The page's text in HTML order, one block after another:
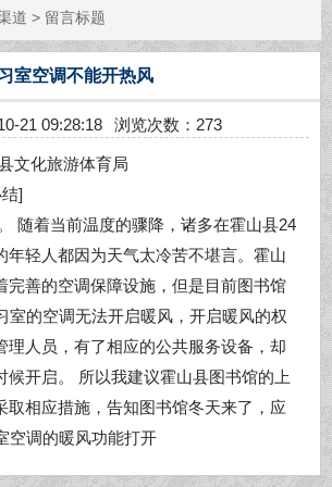
道 > 留言标题
室空调不能开热风
21 09:28:18 浏览次数：273
文化旅游体育局
]
随着当前温度的骤降，诸多在霍山县24
年轻人都因为天气太冷苦不堪言。霍山
完善的空调保障设施，但是目前图书馆
室的空调无法开启暖风，开启暖风的权
理人员，有了相应的公共服务设备，却
候开启。 所以我建议霍山县图书馆的上
取相应措施，告知图书馆冬天来了，应
空调的暖风功能打开